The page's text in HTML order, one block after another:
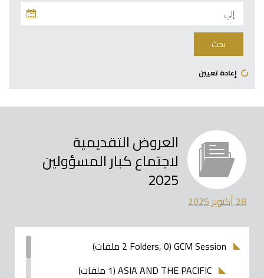
إعادة تعيين
العروض التقديمية
لاجتماع كبار المسؤولين
2025
28 أكتوبر 2025
GCM Session (2 Folders, 0 ملفات)
ASIA AND THE PACIFIC (1 ملفات)